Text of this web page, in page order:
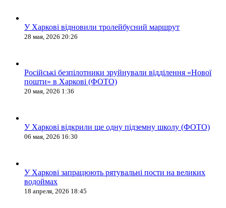
У Харкові відновили тролейбусний маршрут
28 мая, 2026 20:26
Російські безпілотники зруйнували відділення «Нової
пошти» в Харкові (ФОТО)
20 мая, 2026 1:36
У Харкові відкрили ще одну підземну школу (ФОТО)
06 мая, 2026 16:30
У Харкові запрацюють рятувальні пости на великих
водоймах
18 апреля, 2026 18:45